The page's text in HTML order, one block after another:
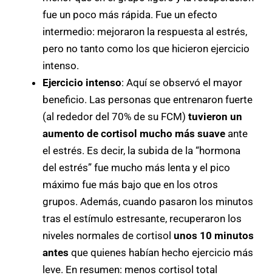
fue un poco más rápida. Fue un efecto
intermedio: mejoraron la respuesta al estrés,
pero no tanto como los que hicieron ejercicio
intenso.
Ejercicio intenso: Aquí se observó el mayor
beneficio. Las personas que entrenaron fuerte
(al rededor del 70% de su FCM) tuvieron un
aumento de cortisol mucho más suave ante
el estrés. Es decir, la subida de la “hormona
del estrés” fue mucho más lenta y el pico
máximo fue más bajo que en los otros
grupos. Además, cuando pasaron los minutos
tras el estímulo estresante, recuperaron los
niveles normales de cortisol unos 10 minutos
antes que quienes habían hecho ejercicio más
leve. En resumen: menos cortisol total